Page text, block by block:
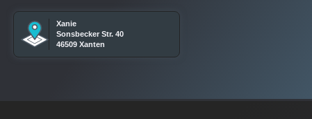
Xanie
Sonsbecker Str. 40
46509 Xanten